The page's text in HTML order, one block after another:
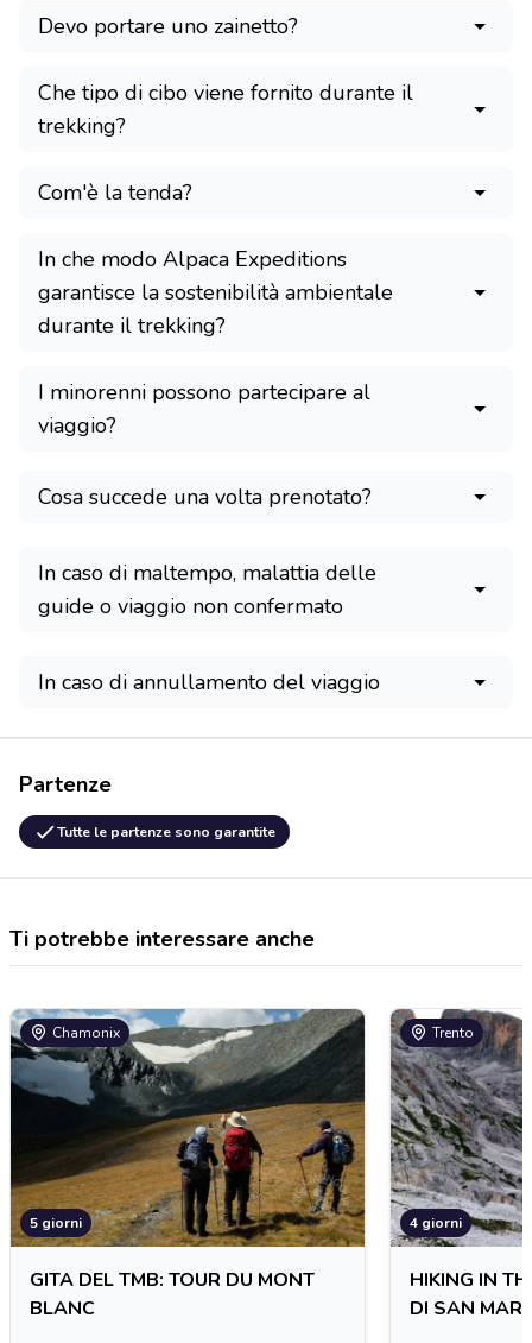
Devo portare uno zainetto?
Che tipo di cibo viene fornito durante il
trekking?
Com'è la tenda?
In che modo Alpaca Expeditions
garantisce la sostenibilità ambientale
durante il trekking?
I minorenni possono partecipare al
viaggio?
Cosa succede una volta prenotato?
In caso di maltempo, malattia delle
guide o viaggio non confermato
In caso di annullamento del viaggio
Partenze
Tutte le partenze sono garantite
Ti potrebbe interessare anche
5 giorni
Chamonix
GITA DEL TMB: TOUR DU MONT
BLANC
4 giorni
Trento
HIKING IN
DI SAN